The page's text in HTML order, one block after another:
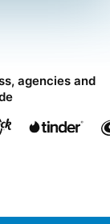
agencies and